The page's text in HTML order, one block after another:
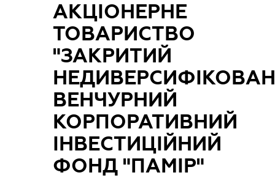
АКЦІОНЕРНЕ
ТОВАРИСТВО
"ЗАКРИТИЙ
ВЕНЧУРНИЙ
КОРПОРАТИВНИЙ
ІНВЕСТИЦІЙНИЙ
ФОНД "ПАМІР"